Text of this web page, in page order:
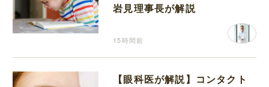
岩見理事長が解説
15時間前
【眼科医が解説】コンタクト